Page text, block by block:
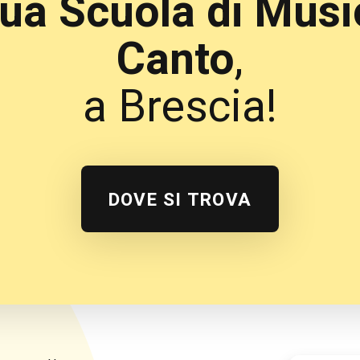
Canto,
a Brescia!
DOVE SI TROVA